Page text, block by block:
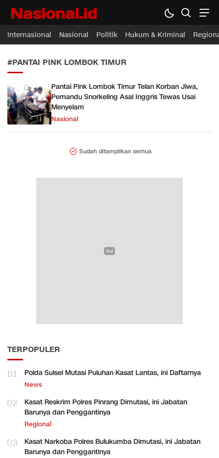
Nasional.id
Membawa Inspirasi Untuk Indonesia
Internasional Nasional Politik Hukum & Kriminal
#PANTAI PINK LOMBOK TIMUR
Pantai Pink Lombok Timur Telan Korban Jiwa,
Pemandu Snorkeling Asal Inggris Tewas Usai
Menyelam
Nasional
Sudah ditampilkan semua
TERPOPULER
01 Polda Sulsel Mutasi Puluhan Kasat Lantas, ini Daftarnya
News
02
Kasat Reskrim Polres Pinrang Dimutasi, ini Jabatan
Barunya dan Penggantinya
Regional
03
Kasat Narkoba Polres Bulukumba Dimutasi, ini Jabatan
Barunya dan Penggantinya